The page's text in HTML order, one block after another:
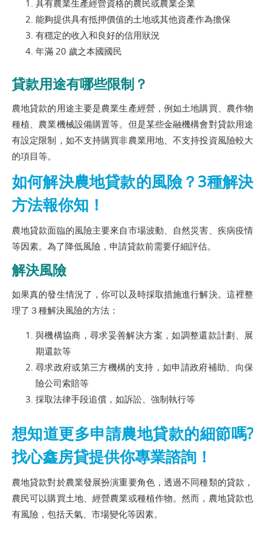
具有農業生產經營資格的農民或農業企業
能夠提供具有抵押價值的土地或其他資產作為擔保
有穩定的收入和良好的信用狀況
年滿 20 歲之本國國民
貸款用途有哪些限制？
農地貸款的用途主要是農業生產經營，例如土地購買、農作物
種植、農業機械設備購置等。但是某些金融機構會對貸款用途
有設定限制，如不支持購買非農業用地、不支持投資風險較大
的項目等。
如何解決農地貸款的風險？3種解決
方法報你知！
農地貸款面臨的風險主要來自市場波動、自然災害、疾病疫情
等因素。為了降低風險，申請貸款前需要仔細評估。
解決風險
如果真的發生情況了，你可以及時採取措施進行解決。這裡整
理了３種解決風險的方法：
與機構協商，尋求妥善解決方案，如調整還款計劃、展
期還款等
尋求政府或第三方機構的支持，如申請政府補助、向保
險公司索賠等
採取法律手段追償，如訴訟、強制執行等
想知道更多申請農地貸款的細節嗎?
找心鑫房貸提供你專業諮詢！
農地貸款對於農業發展扮演重要角色，透過不同種類的貸款，
農民可以購買土地、經營農業或種植作物。然而，農地貸款也
有風險，包括天氣、市場變化等因素。